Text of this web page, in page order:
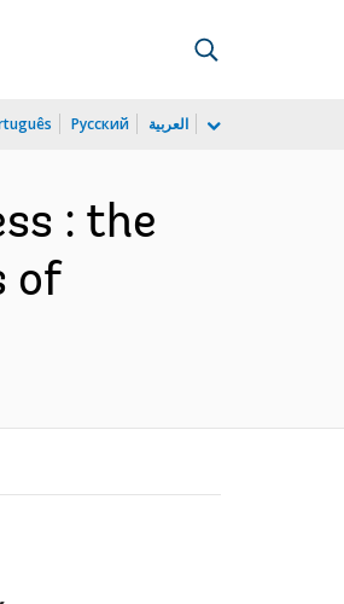
Русский العربية
: the
of